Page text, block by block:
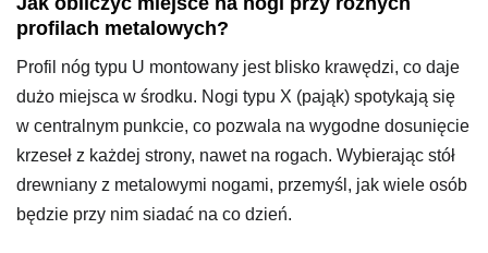
profilach metalowych?
Profil nóg typu U montowany jest blisko krawędzi, co daje
dużo miejsca w środku. Nogi typu X (pająk) spotykają się
w centralnym punkcie, co pozwala na wygodne dosunięcie
krzeseł z każdej strony, nawet na rogach. Wybierając stół
drewniany z metalowymi nogami, przemyśl, jak wiele osób
będzie przy nim siadać na co dzień.